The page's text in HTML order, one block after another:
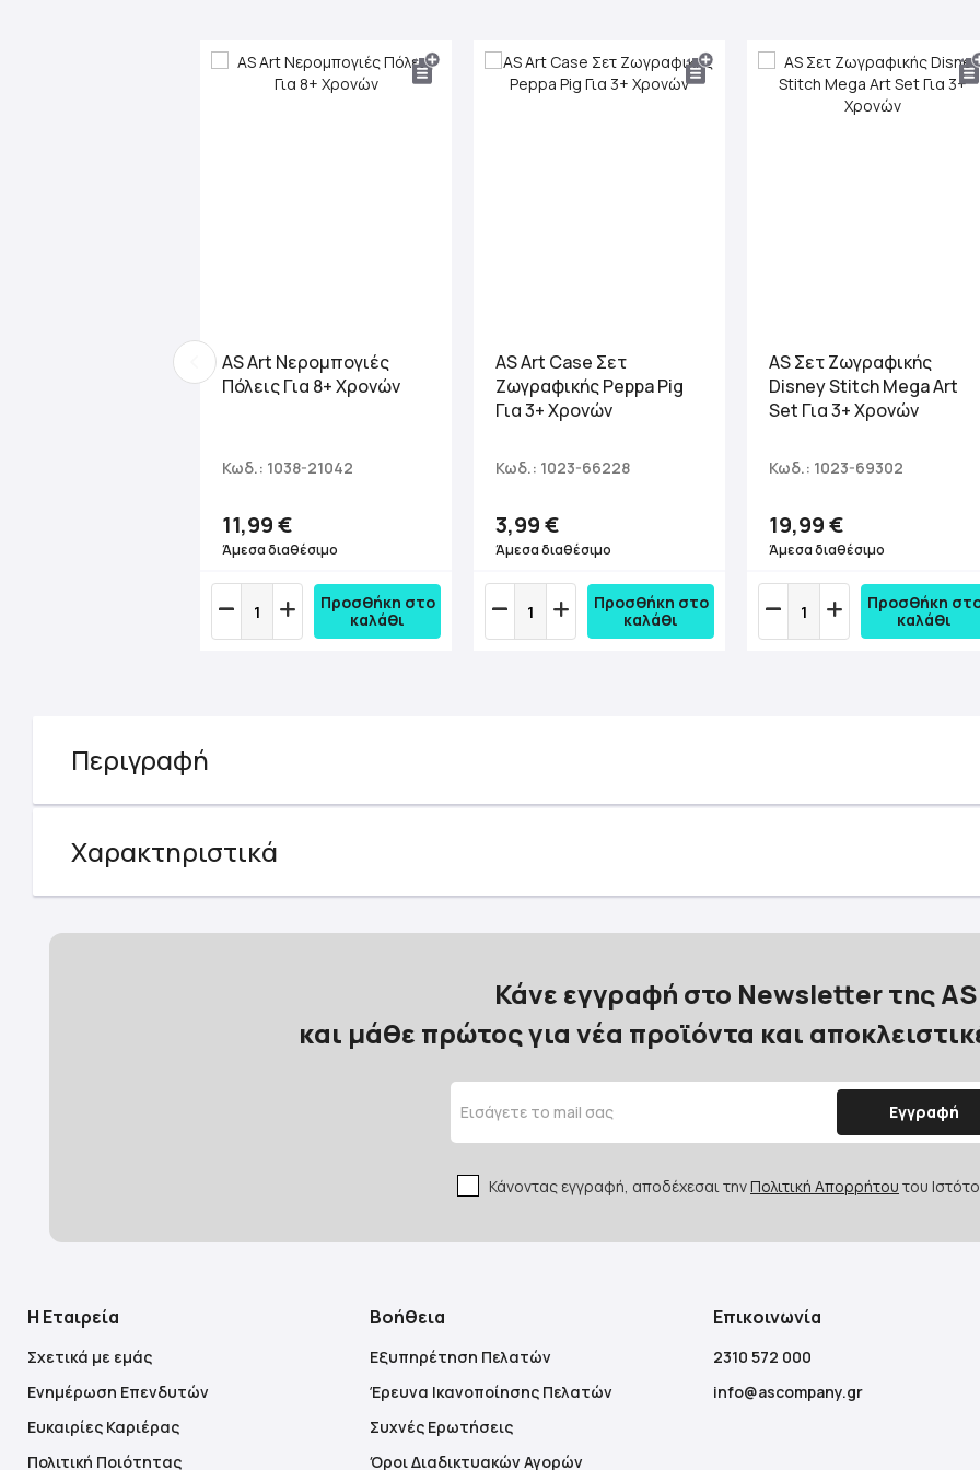
καθοδηγώντας το παιδί στη δημιουργία των δικών
καταρτίζοντας το προσωπικό του καλλιτεχνικό
την ενασχόληση με τα ζωγραφικά σετ της AS Art το
AS Art Νερομπογιές
Πόλεις Για 8+ Χρονών
Κωδ.: 1038-21042
11,99 €
Άμεσα διαθέσιμο
Προσθήκη στο
καλάθι
AS Art Case Σετ
Ζωγραφικής Peppa Pig
Για 3+ Χρονών
Κωδ.: 1023-66228
3,99 €
Άμεσα διαθέσιμο
Προσθήκη στο
καλάθι
AS Σετ Ζωγραφικής
Disney Stitch Mega Art
Set Για 3+ Χρονών
Κωδ.: 1023-69302
19,99 €
Άμεσα διαθέσιμο
Προσθήκη
καλάθι
Περιγραφή
Χαρακτηριστικά
Κάνε εγγραφή στο Newsletter της AS
και μάθε πρώτος για νέα προϊόντα και
Εγγραφή
Κάνοντας εγγραφή, αποδέχεσαι τηνΠολιτική Απορρήτου του
Η Εταιρεία
Σχετικά με εμάς
Ενημέρωση Επενδυτών
Ευκαιρίες Καριέρας
Πολιτική Ποιότητας
Βοήθεια
Εξυπηρέτηση Πελατών
Έρευνα Ικανοποίησης Πελατών
Συχνές Ερωτήσεις
Όροι Διαδικτυακών Αγορών
Επικοινωνία
2310 572 000
info@ascompany.gr